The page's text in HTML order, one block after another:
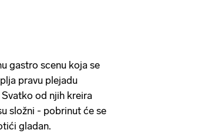
gastro scenu koja se
pravu plejadu
od njih kreira
složni - pobrinut će se
gladan.